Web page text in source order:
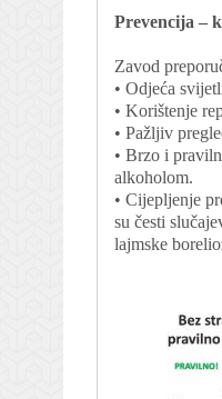
Prevencija –
Zavod
• Odjeća
• Korištenje
• Pažljiv
• Brzo i
alkoholom.
• Cijepljenje
su česti
lajmske